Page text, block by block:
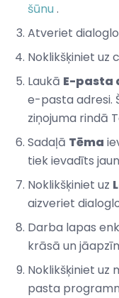
šūnu.
Atveriet
Noklikšķiniet uz
Laukā E-pasta
e-pasta adresi.
ziņojuma rindā
Sadaļā Tēma
tiek ievadīts
Noklikšķiniet uz
aizveriet
Darba lapas
krāsā un
Noklikšķiniet uz
pasta